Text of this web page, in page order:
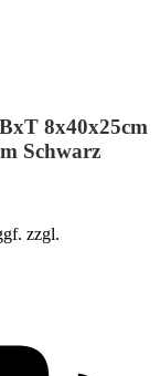
8x40x25cm
Schwarz
zzgl.